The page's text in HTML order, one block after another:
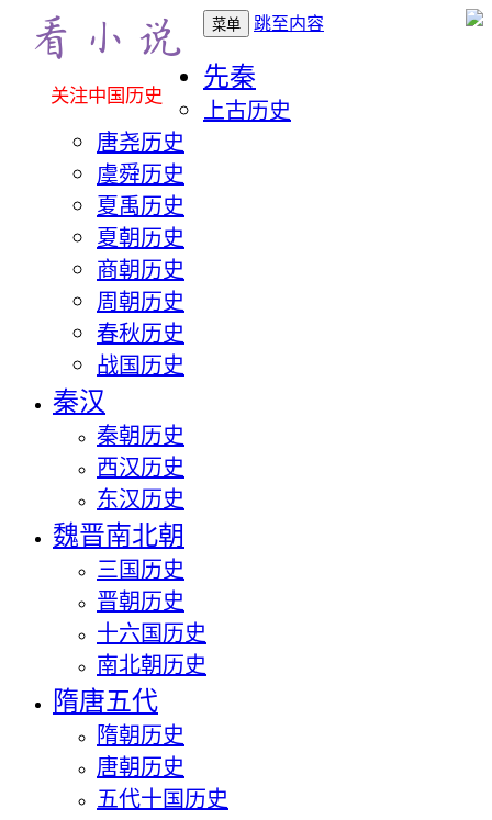
关注中国历史
菜单 跳至内容
先秦
上古历史
唐尧历史
虞舜历史
夏禹历史
夏朝历史
商朝历史
周朝历史
春秋历史
战国历史
秦汉
秦朝历史
西汉历史
东汉历史
魏晋南北朝
三国历史
晋朝历史
十六国历史
南北朝历史
隋唐五代
隋朝历史
唐朝历史
五代十国历史